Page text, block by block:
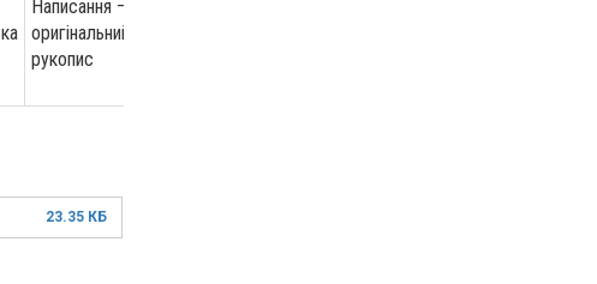
Написання –
оригінальний
рукопис
23.35 КБ